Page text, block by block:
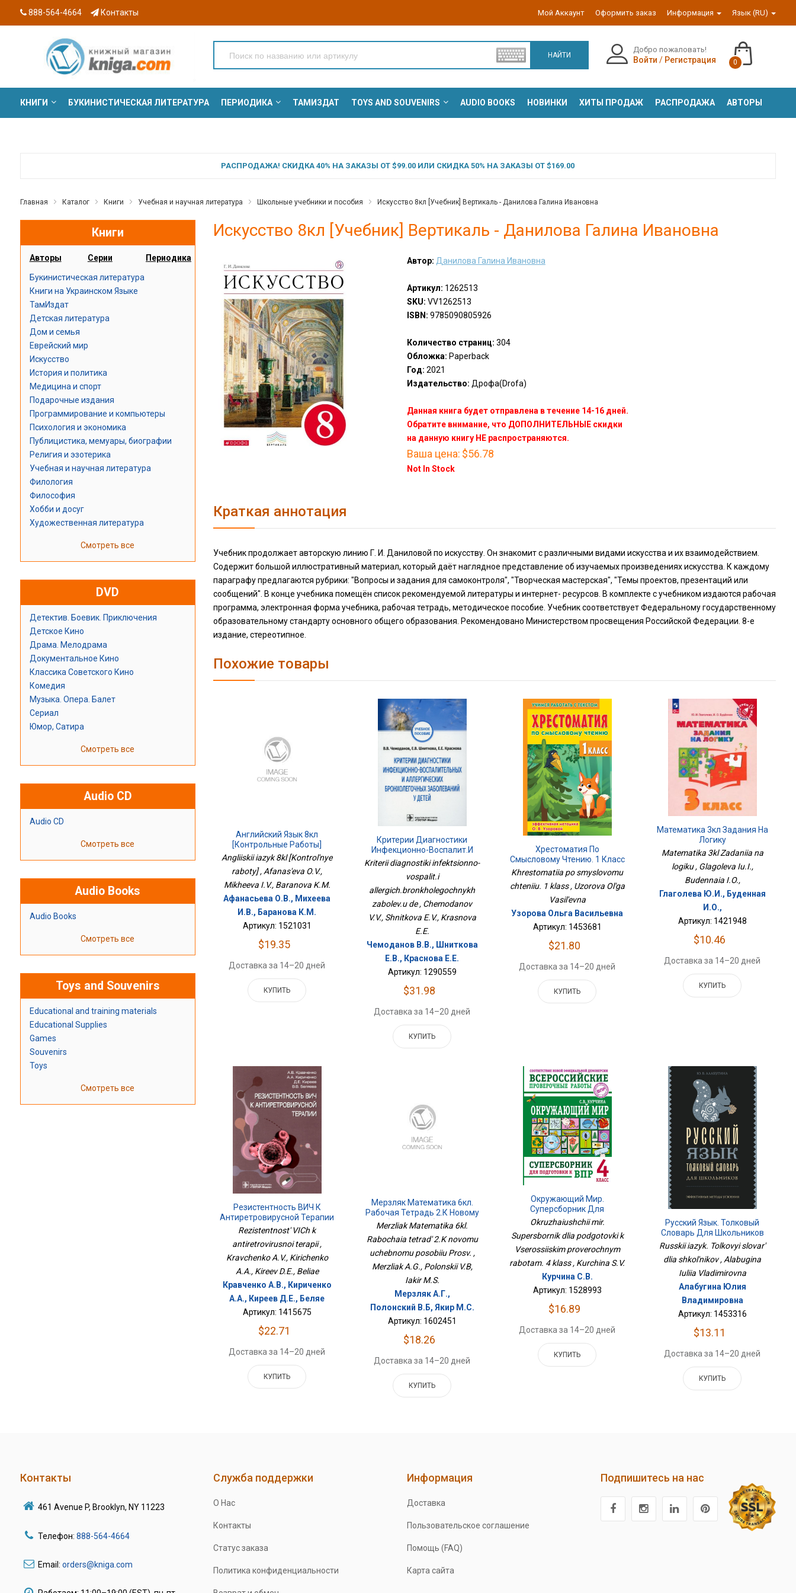
888-564-4664 Контакты Мой Аккаунт Оформить заказ Информация Язык (RU)
НАЙТИ
Добро пожаловать!
Войти / Регистрация 0
КНИГИ БУКИНИСТИЧЕСКАЯ ЛИТЕРАТУРА ПЕРИОДИКА ТАМИЗДАТ TOYS AND SOUVENIRS AUDIO BOOKS НОВИНКИ ХИТЫ ПРОДАЖ РАСПРОДАЖА АВТОРЫ
РАСПРОДАЖА! СКИДКА 40% НА ЗАКАЗЫ ОТ $99.00 ИЛИ СКИДКА 50% НА ЗАКАЗЫ ОТ $169.00
Главная Каталог Книги Учебная и научная литература Школьные учебники и пособия Искусство 8кл [Учебник] Вертикаль - Данилова Галина Ивановна
Книги
Авторы Серии Периодика
Букинистическая литература
Книги на Украинском Языке
ТамИздат
Детская литература
Дом и семья
Еврейский мир
Искусство
История и политика
Медицина и спорт
Подарочные издания
Программирование и компьютеры
Психология и экономика
Публицистика, мемуары, биографии
Религия и эзотерика
Учебная и научная литература
Филология
Философия
Хобби и досуг
Художественная литература
Смотреть все
DVD
Детектив. Боевик. Приключения
Детское Кино
Драма. Мелодрама
Документальное Кино
Классика Советского Кино
Комедия
Музыка. Опера. Балет
Сериал
Юмор, Сатира
Смотреть все
Audio CD
Audio CD
Смотреть все
Audio Books
Audio Books
Смотреть все
Toys and Souvenirs
Educational and training materials
Educational Supplies
Games
Souvenirs
Toys
Смотреть все
Искусство 8кл [Учебник] Вертикаль - Данилова Галина Ивановна
Автор: Данилова Галина Ивановна
Артикул: 1262513
SKU: VV1262513
ISBN: 9785090805926
Количество страниц: 304
Обложка: Paperback
Год: 2021
Издательство: Дрофа(Drofa)
Данная книга будет отправлена в течение 14-16 дней.
Обратите внимание, что ДОПОЛНИТЕЛЬНЫЕ скидки
на данную книгу НЕ распространяются.
Ваша цена: $56.78
Not In Stock
Краткая аннотация
Учебник продолжает авторскую линию Г. И. Даниловой по искусству. Он знакомит с различными видами искусства и их взаимодействием.
Содержит большой иллюстративный материал, который даёт наглядное представление об изучаемых произведениях искусства. К каждому
параграфу предлагаются рубрики: "Вопросы и задания для самоконтроля", "Творческая мастерская", "Темы проектов, презентаций или
сообщений". В конце учебника помещён список рекомендуемой литературы и интернет- ресурсов. В комплекте с учебником издаются рабочая
программа, электронная форма учебника, рабочая тетрадь, методическое пособие. Учебник соответствует Федеральному государственному
образовательному стандарту основного общего образования. Рекомендовано Министерством просвещения Российской Федерации. 8-е
издание, стереотипное.
Похожие товары
Английский Язык 8кл
[Контрольные Работы]
Angliiskii iazyk 8kl [Kontrol'nye
raboty] , Afanas'eva O.V.,
Mikheeva I.V., Baranova K.M.
Афанасьева О.В., Михеева
И.В., Баранова К.М.
Артикул: 1521031
$19.35
Доставка за 14–20 дней
КУПИТЬ
Критерии Диагностики
Инфекционно-Воспалит.и
Аллергич.бронхолегочных
Заболев.у Де
Kriterii diagnostiki infektsionno-
vospalit.i
allergich.bronkholegochnykh
zabolev.u de , Chemodanov
V.V., Shnitkova E.V., Krasnova
E.E.
Чемоданов В.В., Шниткова
Е.В., Краснова Е.Е.
Артикул: 1290559
$31.98
Доставка за 14–20 дней
КУПИТЬ
Хрестоматия По
Смысловому Чтению. 1 Класс
Khrestomatiia po smyslovomu
chteniiu. 1 klass , Uzorova Ol'ga
Vasil'evna
Узорова Ольга Васильевна
Артикул: 1453681
$21.80
Доставка за 14–20 дней
КУПИТЬ
Математика 3кл Задания На
Логику
Matematika 3kl Zadaniia na
logiku , Glagoleva Iu.I.,
Budennaia I.O.,
Глаголева Ю.И., Буденная
И.О.,
Артикул: 1421948
$10.46
Доставка за 14–20 дней
КУПИТЬ
Резистентность ВИЧ К
Антиретровирусной Терапии
Rezistentnost' VICh k
antiretrovirusnoi terapii ,
Kravchenko A.V., Kirichenko
A.A., Kireev D.E., Beliae
Кравченко А.В., Кириченко
А.А., Киреев Д.Е., Беляе
Артикул: 1415675
$22.71
Доставка за 14–20 дней
КУПИТЬ
Мерзляк Математика 6кл.
Рабочая Тетрадь 2.К Новому
Учебному Пособию Просв.
Merzliak Matematika 6kl.
Rabochaia tetrad' 2.K novomu
uchebnomu posobiiu Prosv. ,
Merzliak A.G., Polonskii V.B,
Iakir M.S.
Мерзляк А.Г.,
Полонский В.Б, Якир М.С.
Артикул: 1602451
$18.26
Доставка за 14–20 дней
КУПИТЬ
Окружающий Мир.
Суперсборник Для
Подготовки К Всероссийским
Класс
Okruzhaiushchii mir.
Supersbornik dlia podgotovki k
Vserossiiskim proverochnym
rabotam. 4 klass , Kurchina S.V.
Курчина С.В.
Артикул: 1528993
$16.89
Доставка за 14–20 дней
КУПИТЬ
Русский Язык. Толковый
Словарь Для Школьников
Russkii iazyk. Tolkovyi slovar'
dlia shkol'nikov , Alabugina
Iuliia Vladimirovna
Алабугина Юлия
Владимировна
Артикул: 1453316
$13.11
Доставка за 14–20 дней
КУПИТЬ
Контакты
461 Avenue P, Brooklyn, NY 11223
Телефон: 888-564-4664
Email: orders@kniga.com
Служба поддержки
О Нас
Контакты
Статус заказа
Политика конфиденциальности
Информация
Доставка
Пользовательское соглашение
Помощь (FAQ)
Карта сайта
Подпишитесь на нас